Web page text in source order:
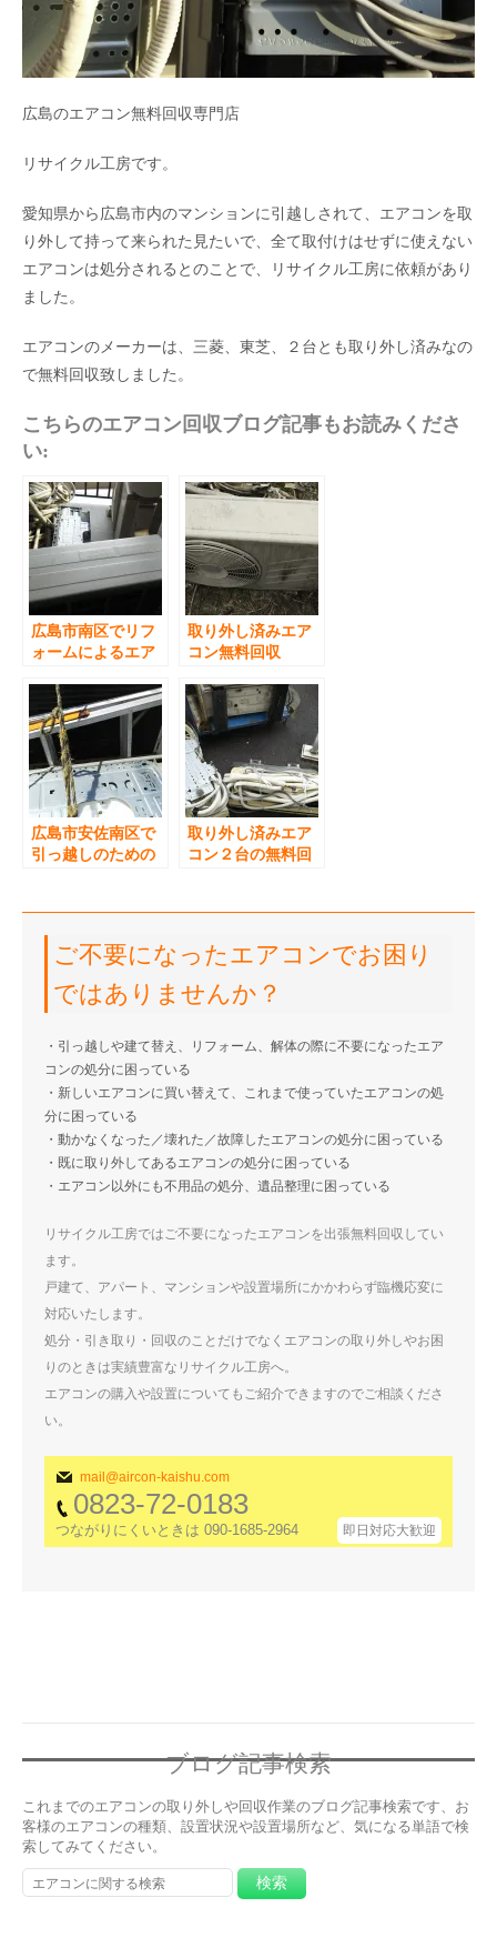
広島のエアコン無料回収専門店
リサイクル工房です。
愛知県から広島市内のマンションに引越しされて、エアコンを取
り外して持って来られた見たいで、全て取付けはせずに使えない
エアコンは処分されるとのことで、リサイクル工房に依頼があり
ました。
エアコンのメーカーは、三菱、東芝、２台とも取り外し済みなの
で無料回収致しました。
こちらのエアコン回収ブログ記事もお読みくださ
い:
広島市南区でリフ
ォームによるエア
めエアコン無料回
収をしました
取り外し済みエア
コン無料回収
広島市安佐南区で
引っ越しのための
取り外し済みエア
コン２台の無料回
ご不要になったエアコンでお困り
ではありませんか？
・引っ越しや建て替え、リフォーム、解体の際に不要になったエア
コンの処分に困っている
・新しいエアコンに買い替えて、これまで使っていたエアコンの処
分に困っている
・動かなくなった／壊れた／故障したエアコンの処分に困っている
・既に取り外してあるエアコンの処分に困っている
・エアコン以外にも不用品の処分、遺品整理に困っている
リサイクル工房ではご不要になったエアコンを出張無料回収してい
ます。
戸建て、アパート、マンションや設置場所にかかわらず臨機応変に
対応いたします。
処分・引き取り・回収のことだけでなくエアコンの取り外しやお困
りのときは実績豊富なリサイクル工房へ。
エアコンの購入や設置についてもご紹介できますのでご相談くださ
い。
mail@aircon-kaishu.com
0823-72-0183
つながりにくいときは 090-1685-2964 即日対応大歓迎
ブログ記事検索
これまでのエアコンの取り外しや回収作業のブログ記事検索です、お
客様のエアコンの種類、設置状況や設置場所など、気になる単語で検
索してみてください。